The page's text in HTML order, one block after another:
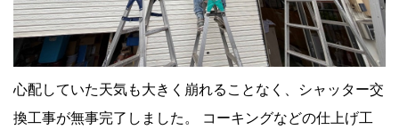
心配していた天気も大きく崩れることなく、シャッター交
換工事が無事完了しました。 コーキングなどの仕上げ工